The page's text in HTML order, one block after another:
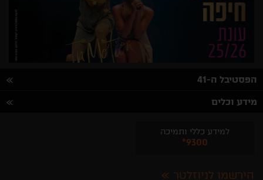
הפסטיבל ה-41
מידע וכלים
למידע כללי ותמיכה
*9300
הירשמו לניוזלטר